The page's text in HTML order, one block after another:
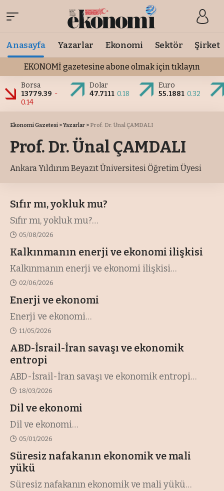
Anasayfa Yazarlar Ekonomi Sektör Şirket
EKONOMİ gazetesine abone olmak için tıklayın
Borsa
13779.39 -
0.14
Dolar
47.7111 0.18
Euro
55.1881 0.32
Ekonomi Gazetesi >Yazarlar > Prof. Dr. Ünal ÇAMDALI
Prof. Dr. Ünal ÇAMDALI
Ankara Yıldırım Beyazıt Üniversitesi Öğretim Üyesi
Sıfır mı, yokluk mu?
Sıfır mı, yokluk mu?…
05/08/2026
Kalkınmanın enerji ve ekonomi ilişkisi
Kalkınmanın enerji ve ekonomi ilişkisi…
02/06/2026
Enerji ve ekonomi
Enerji ve ekonomi…
11/05/2026
ABD-İsrail-İran savaşı ve ekonomik
entropi
ABD-İsrail-İran savaşı ve ekonomik entropi…
18/03/2026
Dil ve ekonomi
Dil ve ekonomi…
05/01/2026
Süresiz nafakanın ekonomik ve mali
yükü
Süresiz nafakanın ekonomik ve mali yükü…